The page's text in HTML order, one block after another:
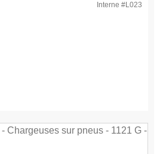
Interne #L023